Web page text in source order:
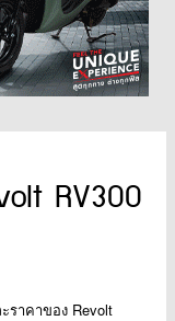
RV300
ราคาของ Revolt